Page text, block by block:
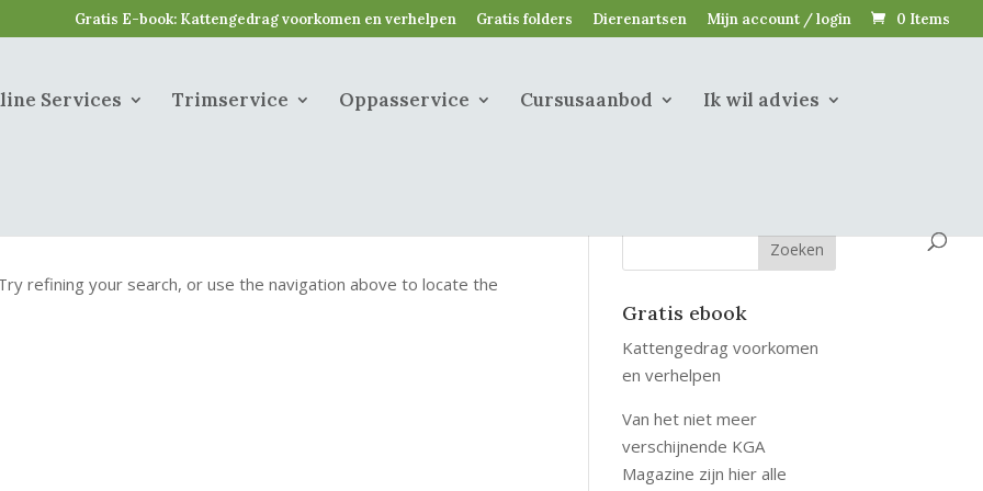
Gratis E-book: Kattengedrag voorkomen en verhelpen Gratis folders Dierenartsen Mijn account / login 0 Items
Services Trimservice Oppasservice Cursusaanbod Ik wil advies
refining your search, or use the navigation above to locate the
Gratis ebook
Kattengedrag voorkomen
en verhelpen
Van het niet meer
verschijnende KGA
Magazine zijn hier alle